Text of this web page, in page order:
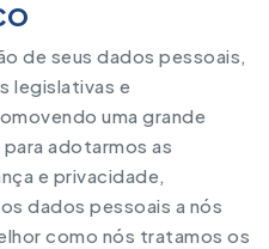
de seus dados pessoais,
legislativas e
uma grande
adotarmos as
e privacidade,
dados pessoais a nós
como nós tratamos os